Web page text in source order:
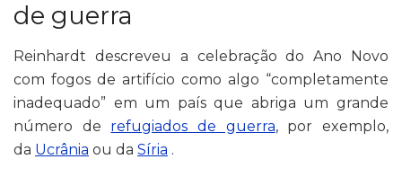
de guerra
Reinhardt descreveu a celebração do Ano Novo
com fogos de artifício como algo “completamente
inadequado” em um país que abriga um grande
número de refugiados de guerra, por exemplo,
da Ucrânia ou da Síria .